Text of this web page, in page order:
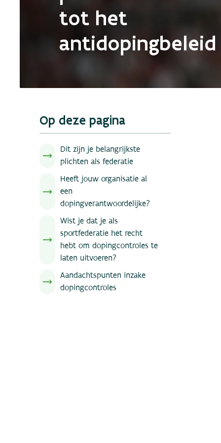
tot het
antidopingbeleid
Op deze pagina
Dit zijn je belangrijkste
plichten als federatie
Heeft jouw organisatie al
een
dopingverantwoordelijke?
Wist je dat je als
sportfederatie het recht
hebt om dopingcontroles te
laten uitvoeren?
Aandachtspunten inzake
dopingcontroles